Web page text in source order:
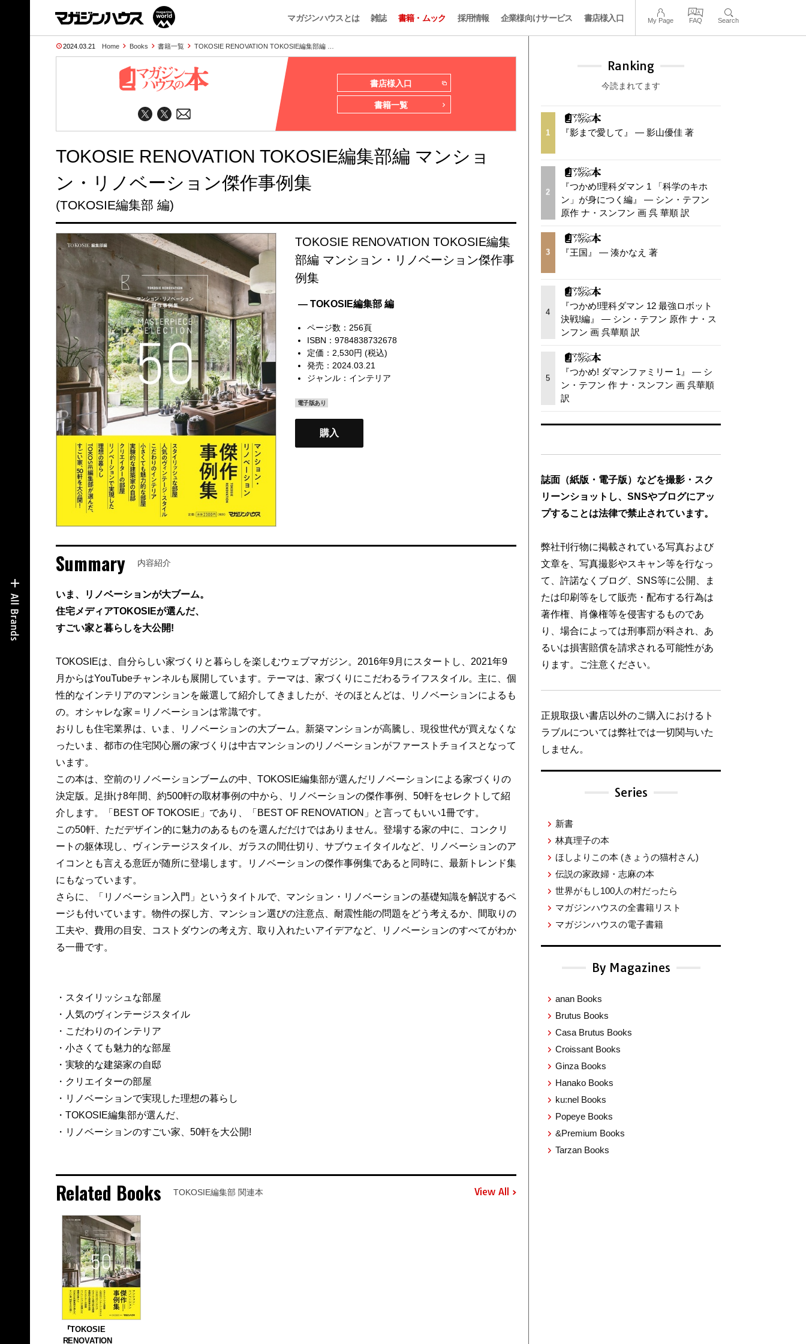
マガジンハウスとは 雑誌 書籍・ムック 採用情報 企業様向けサービス 書店様入口 My Page FAQ Search
2024.03.21 Home Books 書籍一覧 TOKOSIE RENOVATION TOKOSIE編集部編 …
書店様入口
書籍一覧
TOKOSIE RENOVATION TOKOSIE編集部編 マンショ
ン・リノベーション傑作事例集
(TOKOSIE編集部 編)
TOKOSIE RENOVATION TOKOSIE編集
部編 マンション・リノベーション傑作事
例集
— TOKOSIE編集部 編
ページ数：256頁
ISBN：9784838732678
定価：2,530円 (税込)
発売：2024.03.21
ジャンル： インテリア
電子版あり
購入
Summary 内容紹介
いま、リノベーションが大ブーム。
住宅メディアTOKOSIEが選んだ、
すごい家と暮らしを大公開!
TOKOSIEは、自分らしい家づくりと暮らしを楽しむウェブマガジン。2016年9月にスタートし、2021年9
月からはYouTubeチャンネルも展開しています。テーマは、家づくりにこだわるライフスタイル。主に、個
性的なインテリアのマンションを厳選して紹介してきましたが、そのほとんどは、リノベーションによるも
の。オシャレな家＝リノベーションは常識です。
おりしも住宅業界は、いま、リノベーションの大ブーム。新築マンションが高騰し、現役世代が買えなくな
ったいま、都市の住宅関心層の家づくりは中古マンションのリノベーションがファーストチョイスとなって
います。
この本は、空前のリノベーションブームの中、TOKOSIE編集部が選んだリノベーションによる家づくりの
決定版。足掛け8年間、約500軒の取材事例の中から、リノベーションの傑作事例、50軒をセレクトして紹
介します。「BEST OF TOKOSIE」であり、「BEST OF RENOVATION」と言ってもいい1冊です。
この50軒、ただデザイン的に魅力のあるものを選んだだけではありません。登場する家の中に、コンクリ
ートの躯体現し、ヴィンテージスタイル、ガラスの間仕切り、サブウェイタイルなど、リノベーションのア
イコンとも言える意匠が随所に登場します。リノベーションの傑作事例集であると同時に、最新トレンド集
にもなっています。
さらに、「リノベーション入門」というタイトルで、マンション・リノベーションの基礎知識を解説するペ
ージも付いています。物件の探し方、マンション選びの注意点、耐震性能の問題をどう考えるか、間取りの
工夫や、費用の目安、コストダウンの考え方、取り入れたいアイデアなど、リノベーションのすべてがわか
る一冊です。
・スタイリッシュな部屋
・人気のヴィンテージスタイル
・こだわりのインテリア
・小さくても魅力的な部屋
・実験的な建築家の自邸
・クリエイターの部屋
・リノベーションで実現した理想の暮らし
・TOKOSIE編集部が選んだ、
・リノベーションのすごい家、50軒を大公開!
Related Books TOKOSIE編集部 関連本 View All
『TOKOSIE
RENOVATION
Ranking
今読まれてます
1 『影まで愛して』 — 影山優佳 著
2
『つかめ!理科ダマン 1 「科学のキホ
ン」が身につく編』 — シン・テフン
原作 ナ・スンフン 画 呉 華順 訳
3 『王国』 — 湊かなえ 著
4
『つかめ!理科ダマン 12 最強ロボット
決戦!編』 — シン・テフン 原作 ナ・ス
ンフン 画 呉華順 訳
5
『つかめ! ダマンファミリー 1』 — シ
ン・テフン 作 ナ・スンフン 画 呉華順
訳
誌面（紙版・電子版）などを撮影・スク
リーンショットし、SNSやブログにアッ
プすることは法律で禁止されています。
弊社刊行物に掲載されている写真および
文章を、写真撮影やスキャン等を行なっ
て、許諾なくブログ、SNS等に公開、ま
たは印刷等をして販売・配布する行為は
著作権、肖像権等を侵害するものであ
り、場合によっては刑事罰が科され、あ
るいは損害賠償を請求される可能性があ
ります。ご注意ください。
正規取扱い書店以外のご購入におけるト
ラブルについては弊社では一切関与いた
しません。
Series
新書
林真理子の本
ほしよりこの本 (きょうの猫村さん)
伝説の家政婦・志麻の本
世界がもし100人の村だったら
マガジンハウスの全書籍リスト
マガジンハウスの電子書籍
By Magazines
anan Books
Brutus Books
Casa Brutus Books
Croissant Books
Ginza Books
Hanako Books
ku:nel Books
Popeye Books
&Premium Books
Tarzan Books